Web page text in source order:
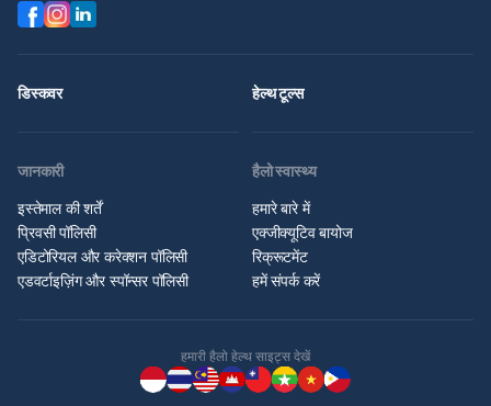
डिस्कवर हेल्थ टूल्स
जानकारी
इस्तेमाल की शर्तें
प्रिवसी पॉलिसी
एडिटोरियल और करेक्शन पॉलिसी
एडवर्टाइज़िंग और स्पॉन्सर पॉलिसी
हैलो स्वास्थ्य
हमारे बारे में
एक्जीक्यूटिव बायोज
रिक्रूटमेंट
हमें संपर्क करें
हमारी हैलो हेल्थ साइट्स देखें